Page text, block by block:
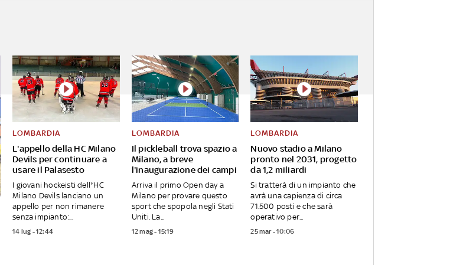
L'appello della HC Milano
Devils per continuare a
usare il Palasesto
LOMBARDIA
I giovani hockeisti dell'’HC
Milano Devils lanciano un
appello per non rimanere
senza impianto:...
14 lug - 12:44
Il pickleball trova spazio a
Milano, a breve
l'inaugurazione dei campi
LOMBARDIA
Arriva il primo Open day a
Milano per provare questo
sport che spopola negli Stati
Uniti. La...
12 mag - 15:19
Nuovo stadio a Milano
pronto nel 2031, progetto
da 1,2 miliardi
LOMBARDIA
Si tratterà di un impianto che
avrà una capienza di circa
71.500 posti e che sarà
operativo per...
25 mar - 10:06